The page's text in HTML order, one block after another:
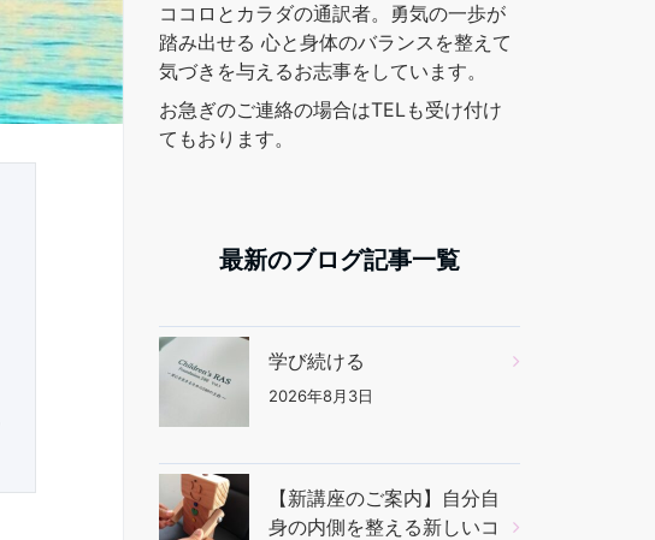
ココロとカラダの通訳者。勇気の一歩が
踏み出せる 心と身体のバランスを整えて
気づきを与えるお志事をしています。
お急ぎのご連絡の場合はTELも受け付け
てもおります。
最新のブログ記事一覧
学び続ける
2026年8月3日
【新講座のご案内】自分自
身の内側を整える新しいコ